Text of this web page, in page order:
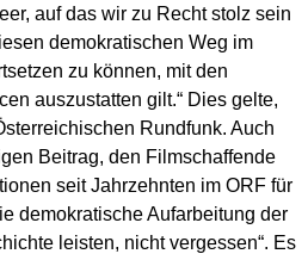
auf das wir zu Recht stolz sein
demokratischen Weg im
zu können, mit den
auszustatten gilt.“ Dies gelte,
Rundfunk. Auch
Beitrag, den Filmschaffende
seit Jahrzehnten im ORF für
demokratische Aufarbeitung der
leisten, nicht vergessen“. Es